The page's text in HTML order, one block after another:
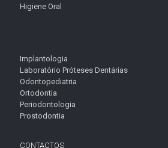
Higiene Oral
Implantologia
Laboratório Próteses Dentárias
Odontopediatria
Ortodontia
Periodontologia
Prostodontia
CONTACTOS